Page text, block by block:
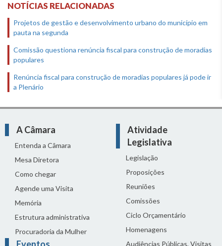
NOTÍCIAS RELACIONADAS
Projetos de gestão e desenvolvimento urbano do município em
pauta na segunda
Comissão questiona renúncia fiscal para construção de moradias
populares
Renúncia fiscal para construção de moradias populares já pode ir
a Plenário
A Câmara
Entenda a Câmara
Mesa Diretora
Como chegar
Agende uma Visita
Memória
Estrutura administrativa
Procuradoria da Mulher
Atividade
Legislativa
Legislação
Proposições
Reuniões
Comissões
Ciclo Orçamentário
Homenagens
Audiências Públicas, Visitas